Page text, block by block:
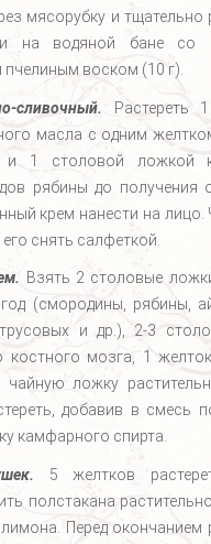
мясорубку и тщательно
на водяной бане со
воском (10 г).
сливочный.
Растереть
масла с одним
и 1 столовой ложкой
рябины до получения
крем нанести на лицо.
снять салфеткой.
Взять 2 столовые
(смородины, рябины,
и др.), 2-3
костного мозга, 1
ложку
добавив в смесь
камфарного спирта.
5 желтков
полстакана
Перед окончанием